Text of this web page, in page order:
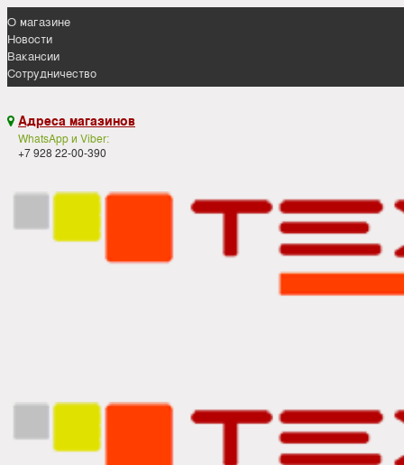
О магазине
Новости
Вакансии
Сотрудничество
 Адреса магазинов
WhatsApp и Viber:
+7 928 22-00-390